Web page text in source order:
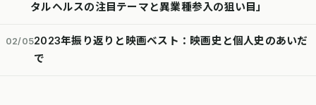
タルヘルスの注目テーマと異業種参入の狙い目」
02/052023年振り返りと映画ベスト：映画史と個人史のあいだ
で